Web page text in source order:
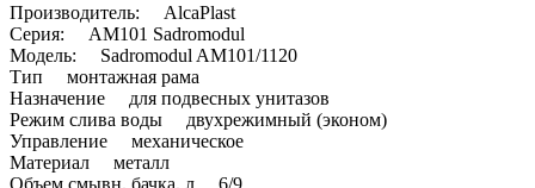
Производитель: AlcaPlast
Серия: AM101 Sadromodul
Модель: Sadromodul AM101/1120
Тип монтажная рама
Назначение для подвесных унитазов
Режим слива воды двухрежимный (эконом)
Управление механическое
Материал металл
Объем смывн. бачка, л 6/9